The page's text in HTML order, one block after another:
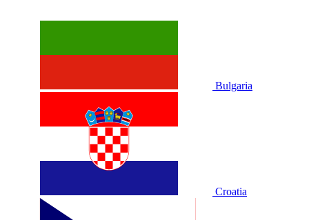
Bulgaria
Croatia